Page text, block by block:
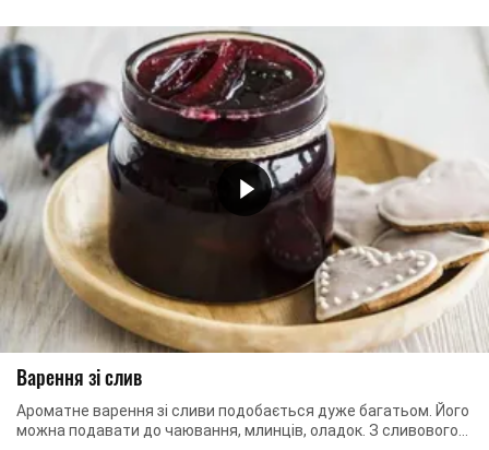
Варення зі слив
Ароматне варення зі сливи подобається дуже багатьом. Його
можна подавати до чаювання, млинців, оладок. З сливового